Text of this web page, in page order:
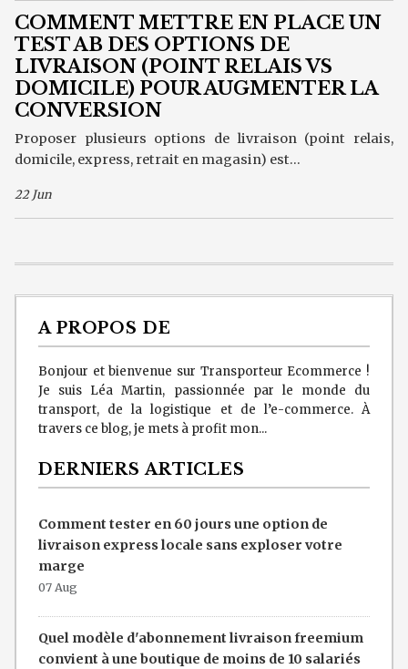
COMMENT METTRE EN PLACE UN
TEST AB DES OPTIONS DE
LIVRAISON (POINT RELAIS VS
DOMICILE) POUR AUGMENTER LA
CONVERSION
Proposer plusieurs options de livraison (point relais,
domicile, express, retrait en magasin) est...
22 Jun
A PROPOS DE
Bonjour et bienvenue sur Transporteur Ecommerce !
Je suis Léa Martin, passionnée par le monde du
transport, de la logistique et de l’e-commerce. À
travers ce blog, je mets à profit mon...
DERNIERS ARTICLES
Comment tester en 60 jours une option de
livraison express locale sans exploser votre
marge
07 Aug
Quel modèle d'abonnement livraison freemium
convient à une boutique de moins de 10 salariés